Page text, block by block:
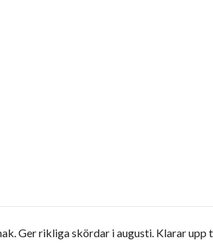
Ger rikliga skördar i augusti. Klarar